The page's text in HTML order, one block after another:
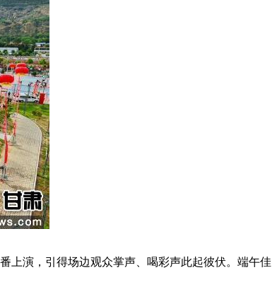
演，引得场边观众掌声、喝彩声此起彼伏。端午佳